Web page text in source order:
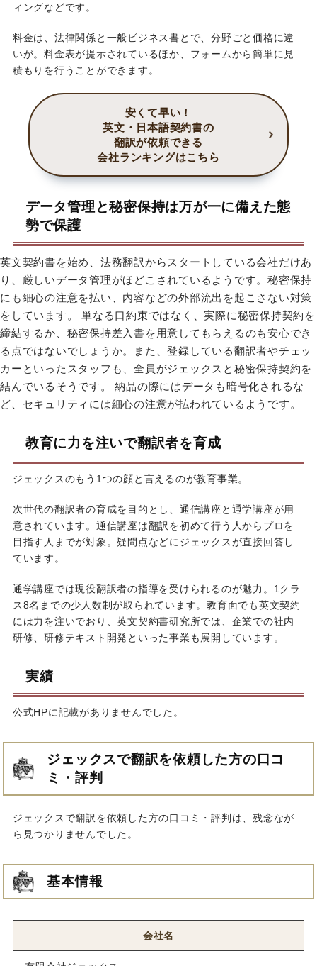
ィングなどです。
料金は、法律関係と一般ビジネス書とで、分野ごと価格に違
いが。料金表が提示されているほか、フォームから簡単に見
積もりを行うことができます。
安くて早い！
英文・日本語契約書の
翻訳が依頼できる
会社ランキングはこちら
データ管理と秘密保持は万が一に備えた態
勢で保護
英文契約書を始め、法務翻訳からスタートしている会社だけあ
り、厳しいデータ管理がほどこされているようです。秘密保持
にも細心の注意を払い、内容などの外部流出を起こさない対策
をしています。 単なる口約束ではなく、実際に秘密保持契約を
締結するか、秘密保持差入書を用意してもらえるのも安心でき
る点ではないでしょうか。また、登録している翻訳者やチェッ
カーといったスタッフも、全員がジェックスと秘密保持契約を
結んでいるそうです。 納品の際にはデータも暗号化されるな
ど、セキュリティには細心の注意が払われているようです。
教育に力を注いで翻訳者を育成
ジェックスのもう1つの顔と言えるのが教育事業。
次世代の翻訳者の育成を目的とし、通信講座と通学講座が用
意されています。通信講座は翻訳を初めて行う人からプロを
目指す人までが対象。疑問点などにジェックスが直接回答し
ています。
通学講座では現役翻訳者の指導を受けられるのが魅力。1クラ
ス8名までの少人数制が取られています。教育面でも英文契約
には力を注いでおり、英文契約書研究所では、企業での社内
研修、研修テキスト開発といった事業も展開しています。
実績
公式HPに記載がありませんでした。
ジェックスで翻訳を依頼した方の口コ
ミ・評判
ジェックスで翻訳を依頼した方の口コミ・評判は、残念なが
ら見つかりませんでした。
基本情報
会社名